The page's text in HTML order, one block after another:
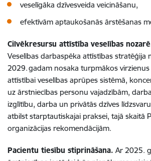
veselīgāka dzīvesveida veicināšanu,
efektīvām aptaukošanās ārstēšanas
Cilvēkresursu attīstība veselības
Veselības darbaspēka attīstības stratēģija
2029. gadam nosaka turpmākos
attīstībai veselības aprūpes sistēmā,
uz ārstniecības personu vajadzībām,
izglītību, darba un privātās dzīves
atbilst starptautiskajai praksei, tajā skaitā
organizācijas rekomendācijām.
Pacientu tiesību stiprināšana. Ar 2025.